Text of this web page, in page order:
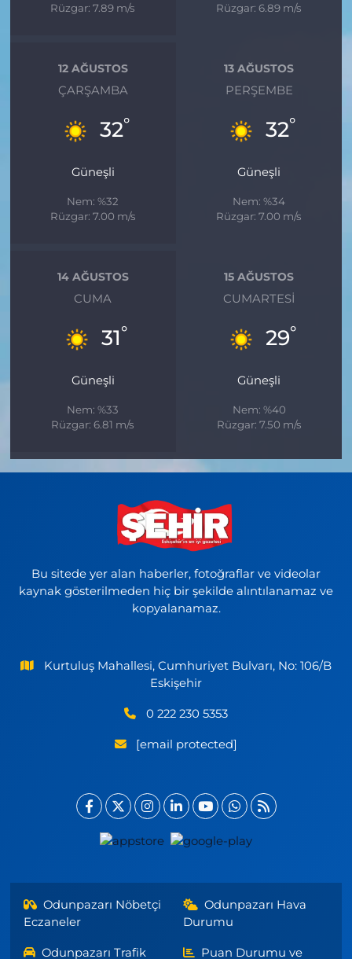
Rüzgar: 7.89 m/s
Rüzgar: 6.89 m/s
12 AĞUSTOS
ÇARŞAMBA
32°
Güneşli
Nem: %32
Rüzgar: 7.00 m/s
13 AĞUSTOS
PERŞEMBE
32°
Güneşli
Nem: %34
Rüzgar: 7.00 m/s
14 AĞUSTOS
CUMA
31°
Güneşli
Nem: %33
Rüzgar: 6.81 m/s
15 AĞUSTOS
CUMARTESI
29°
Güneşli
Nem: %40
Rüzgar: 7.50 m/s
Bu sitede yer alan haberler, fotoğraflar ve videolar
kaynak gösterilmeden hiç bir şekilde alıntılanamaz ve
kopyalanamaz.
Kurtuluş Mahallesi, Cumhuriyet Bulvarı, No: 106/B
Eskişehir
0 222 230 5353
[email protected]
Odunpazarı Nöbetçi
Eczaneler
Odunpazarı Hava
Durumu
Odunpazarı Trafik Puan Durumu ve